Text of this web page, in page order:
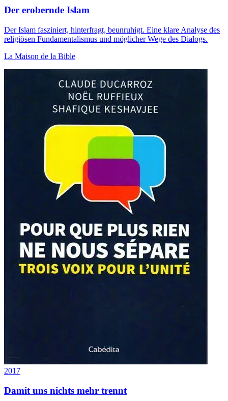
Der erobernde Islam
Der Islam fasziniert, hinterfragt, beunruhigt. Eine klare Analyse des
religiösen Fundamentalismus und möglicher Wege des Dialogs.
La Maison de la Bible
2017
Damit uns nichts mehr trennt